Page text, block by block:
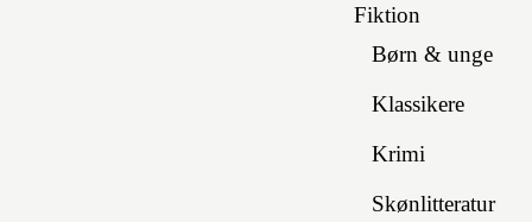
Fiktion
Børn & unge
Klassikere
Krimi
Skønlitteratur